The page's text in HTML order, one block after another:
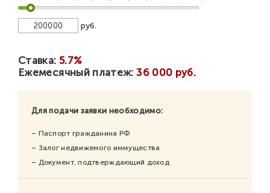
руб.
Ставка: 5.7%
Ежемесячный платеж:36 000 руб.
Для подачи заявки необходимо:
– Паспорт гражданина РФ
– Залог недвижемого иммущества
– Документ, подтверждающий доход